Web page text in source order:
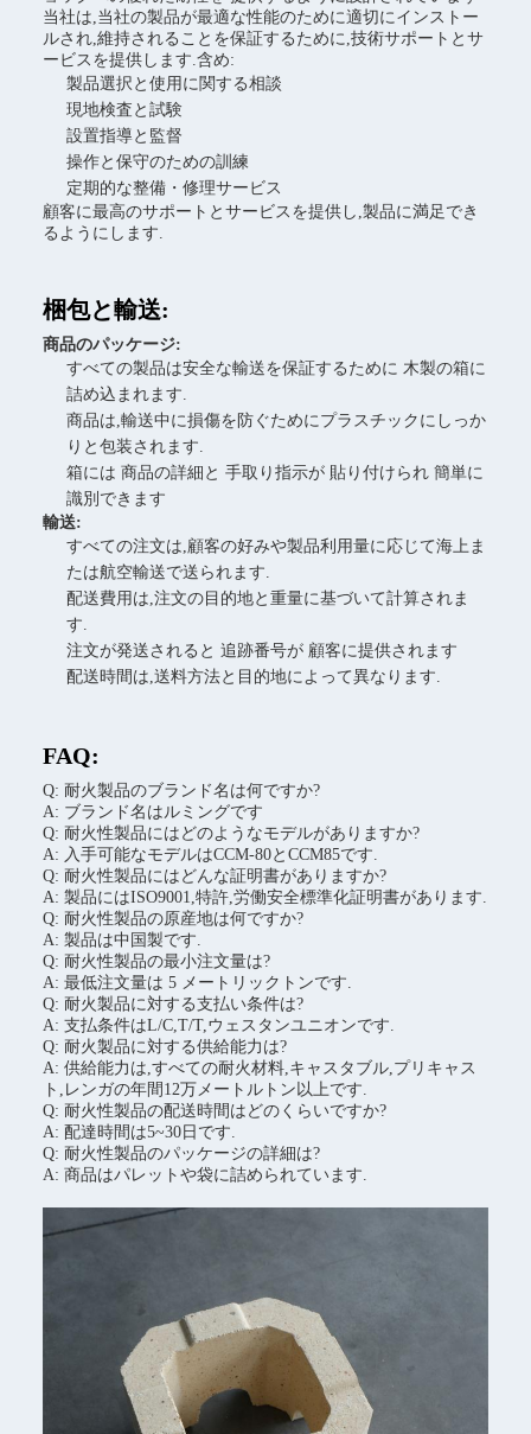
当社は,当社の製品が最適な性能のために適切にインストー
ルされ,維持されることを保証するために,技術サポートとサ
ービスを提供します.含め:
製品選択と使用に関する相談
現地検査と試験
設置指導と監督
操作と保守のための訓練
定期的な整備・修理サービス
顧客に最高のサポートとサービスを提供し,製品に満足でき
るようにします.
梱包と輸送:
商品のパッケージ:
すべての製品は安全な輸送を保証するために 木製の箱に
詰め込まれます.
商品は,輸送中に損傷を防ぐためにプラスチックにしっか
りと包装されます.
箱には 商品の詳細と 手取り指示が 貼り付けられ 簡単に
識別できます
輸送:
すべての注文は,顧客の好みや製品利用量に応じて海上ま
たは航空輸送で送られます.
配送費用は,注文の目的地と重量に基づいて計算されま
す.
注文が発送されると 追跡番号が 顧客に提供されます
配送時間は,送料方法と目的地によって異なります.
FAQ:
Q: 耐火製品のブランド名は何ですか?
A: ブランド名はルミングです
Q: 耐火性製品にはどのようなモデルがありますか?
A: 入手可能なモデルはCCM-80とCCM85です.
Q: 耐火性製品にはどんな証明書がありますか?
A: 製品にはISO9001,特許,労働安全標準化証明書があります.
Q: 耐火性製品の原産地は何ですか?
A: 製品は中国製です.
Q: 耐火性製品の最小注文量は?
A: 最低注文量は 5 メートリックトンです.
Q: 耐火製品に対する支払い条件は?
A: 支払条件はL/C,T/T,ウェスタンユニオンです.
Q: 耐火製品に対する供給能力は?
A: 供給能力は,すべての耐火材料,キャスタブル,プリキャス
ト,レンガの年間12万メートルトン以上です.
Q: 耐火性製品の配送時間はどのくらいですか?
A: 配達時間は5~30日です.
Q: 耐火性製品のパッケージの詳細は?
A: 商品はパレットや袋に詰められています.